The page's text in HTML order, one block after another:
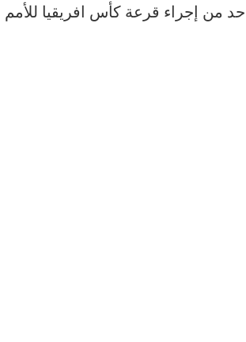
من إجراء قرعة كأس افريقيا للأمم